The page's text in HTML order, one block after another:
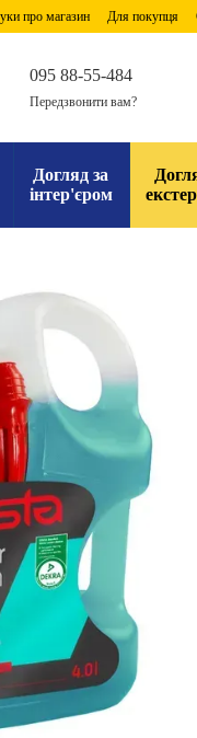
про магазин Для покупця
095 88-55-484
Передзвонити вам?
Догляд за
інтер'єром